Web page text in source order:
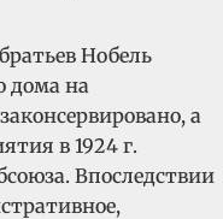
Нобель
дома на
а
в 1924 г.
Впоследствии